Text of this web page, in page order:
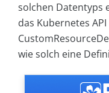
solchen Datentyps
das Kubernetes
wie solch eine